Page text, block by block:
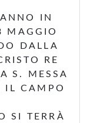
IN
MAGGIO
DALLA
RE
S. MESSA
IL CAMPO
SI TERRÀ